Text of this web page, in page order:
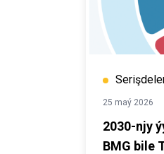
25 maý 2026
2030-njy
BMG bile